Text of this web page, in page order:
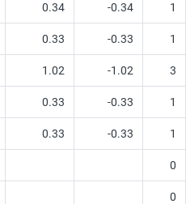
0.34 -0.34 1
0.33 -0.33 1
1.02 -1.02 3
0.33 -0.33 1
0.33 -0.33 1
0
0